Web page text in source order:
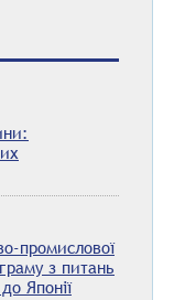
промислової
з питань
Японії